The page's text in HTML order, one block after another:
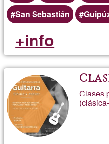
San Sebastián
+info
Clases